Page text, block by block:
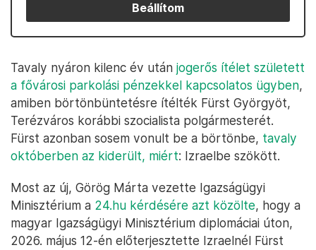
Beállítom
Tavaly nyáron kilenc év után jogerős ítélet született
a fővárosi parkolási pénzekkel kapcsolatos ügyben,
amiben börtönbüntetésre ítélték Fürst Györgyöt,
Terézváros korábbi szocialista polgármesterét.
Fürst azonban sosem vonult be a börtönbe, tavaly
októberben az kiderült, miért: Izraelbe szökött.
Most az új, Görög Márta vezette Igazságügyi
Minisztérium a 24.hu kérdésére azt közölte, hogy a
magyar Igazságügyi Minisztérium diplomáciai úton,
2026. május 12-én előterjesztette Izraelnél Fürst